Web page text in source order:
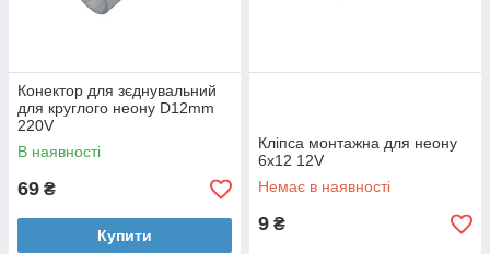
Конектор для зєднувальний
для круглого неону D12mm
220V
В наявності
69 ₴
Купити
Кліпса монтажна для неону
6x12 12V
Немає в наявності
9 ₴